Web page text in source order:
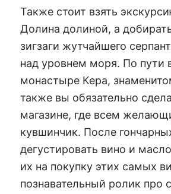
Также стоит взять
Долина долиной, а
зигзаги жутчайшего
над уровнем моря. По пути
монастыре Кера,
также вы обязательно
магазине, где всем
кувшинчик. После
дегустировать вино и
их на покупку этих самых
познавательный ролик про